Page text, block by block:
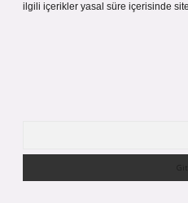
ilgili içerikler yasal süre içerisinde